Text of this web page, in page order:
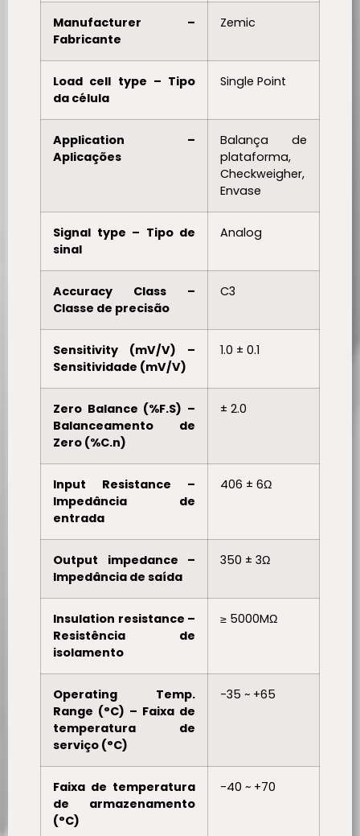
Manufacturer –
Fabricante
Zemic
Load cell type – Tipo
da célula
Single Point
Application –
Aplicações
Balança de
plataforma,
Checkweigher,
Envase
Signal type – Tipo de
sinal
Analog
Accuracy Class –
Classe de precisão
C3
Sensitivity (mV/V) –
Sensitividade (mV/V)
1.0 ± 0.1
Zero Balance (%F.S) –
Balanceamento de
Zero (%C.n)
± 2.0
Input Resistance –
Impedância de
entrada
406 ± 6Ω
Output impedance –
Impedância de saída
350 ± 3Ω
Insulation resistance –
Resistência de
isolamento
≥ 5000MΩ
Operating Temp.
Range (°C) – Faixa de
temperatura de
serviço (°C)
-35 ~ +65
Faixa de temperatura
de armazenamento
(°C)
-40 ~ +70